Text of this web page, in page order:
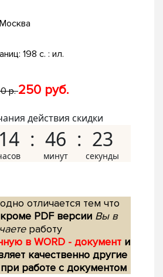
Москва
198 с. : ил.
р.250 руб.
действия скидки
14 46 22
отличается тем что
кроме PDF версии Вы в
работу
в WORD - документ и
качественно другие
работе с документом